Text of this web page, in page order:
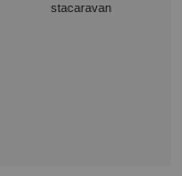
stacaravan